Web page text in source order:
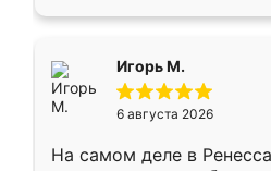
Игорь М.
6 августа 2026
На самом деле в